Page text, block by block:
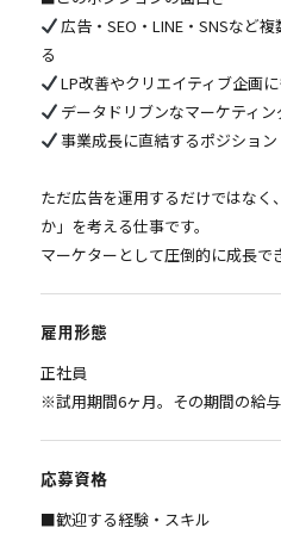
広告・SEO・LINE・SNSなど
る
LP改善やクリエイティブ企画
データドリブンなマーケティ
事業成長に直結するポジション
ただ広告を運用するだけではな
か」を考える仕事です。
マーケターとして圧倒的に成長で
雇用形態
正社員
※試用期間6ヶ月。その期間の給
応募資格
■歓迎する経験・スキル